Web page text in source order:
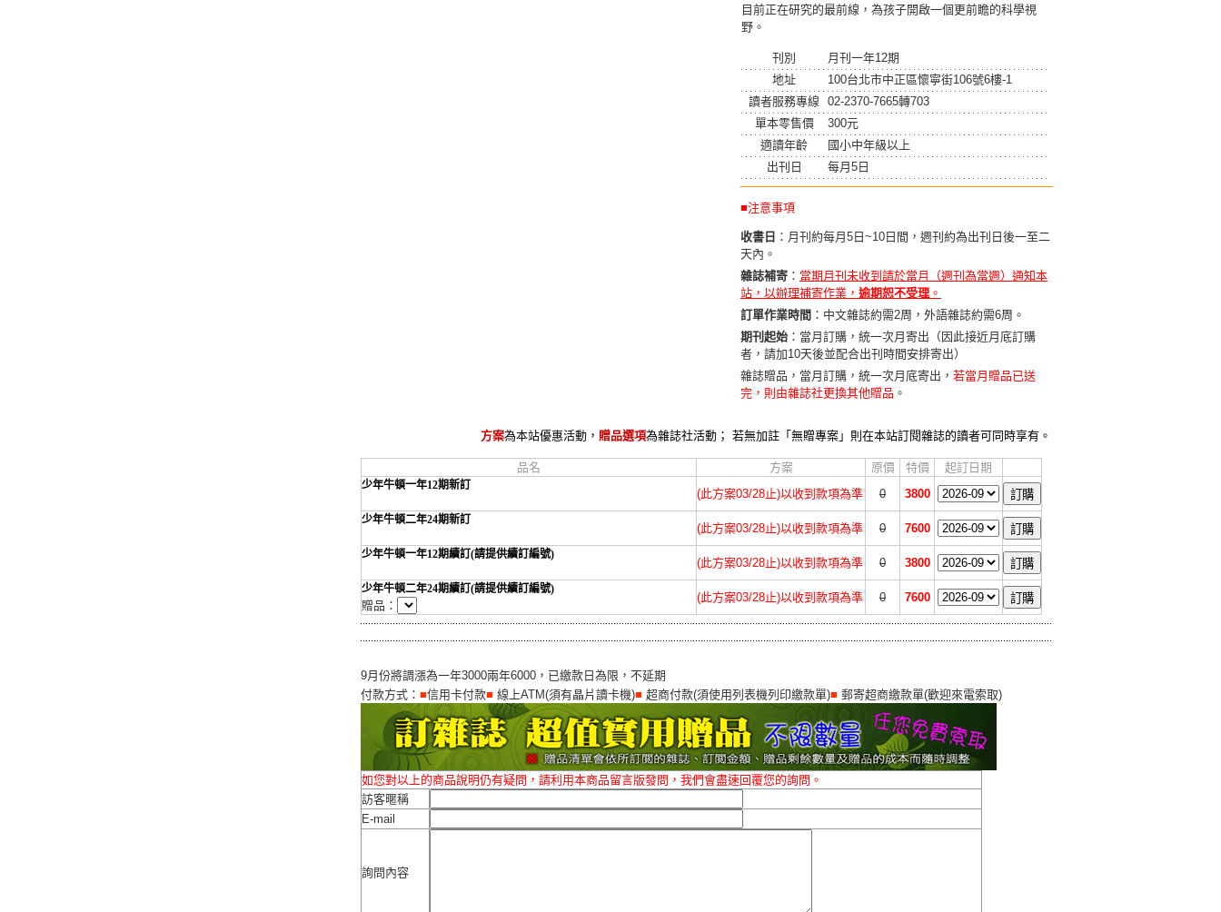
目前正在研究的最前線，為孩子開啟一個更前瞻的科學視
野。
刊別
月刊一年12期
地址
100台北市中正區懷寧街106號6樓-1
讀者服務專線
02-2370-7665轉703
單本零售價
300元
適讀年齡
國小中年級以上
出刊日
每月5日
■注意事項
收書日 ：月刊約每月5日~10日間，週刊約為出刊日後一至二
天內。
雜誌補寄 ： 當期月刊未收到請於當月（週刊為當週）通知本
站，以辦理補寄作業， 逾期恕不受理 。
訂單作業時間 ：中文雜誌約需2周，外語雜誌約需6周。
期刊起始 ：當月訂購，統一次月寄出（因此接近月底訂購
者，請加10天後並配合出刊時間安排寄出）
雜誌贈品，當月訂購，統一次月底寄出， 若當月贈品已送
完，則由雜誌社更換其他贈品 。
方案為本站優惠活動， 贈品選項為雜誌社活動； 若無加註「無贈專案」則在本站訂閱雜誌的讀者可同時享有。
品名 方案 原價 特價 起訂日期
少年牛頓一年12期新訂
(此方案03/28止)以收到款項為準 0 3800
少年牛頓二年24期新訂
(此方案03/28止)以收到款項為準 0 7600
少年牛頓一年12期續訂(請提供續訂編號)
(此方案03/28止)以收到款項為準 0 3800
少年牛頓二年24期續訂(請提供續訂編號)
贈品：
(此方案03/28止)以收到款項為準 0 7600
9月份將調漲為一年3000兩年6000，已繳款日為限，不延期
付款方式： ■信用卡付款■ 線上ATM(須有晶片讀卡機)■ 超商付款(須使用列表機列印繳款單)■ 郵寄超商繳款單(歡迎來電索取)
如您對以上的商品說明仍有疑問，請利用本商品留言版發問，我們會盡速回覆您的詢問。
訪客暱稱
E-mail
詢問內容